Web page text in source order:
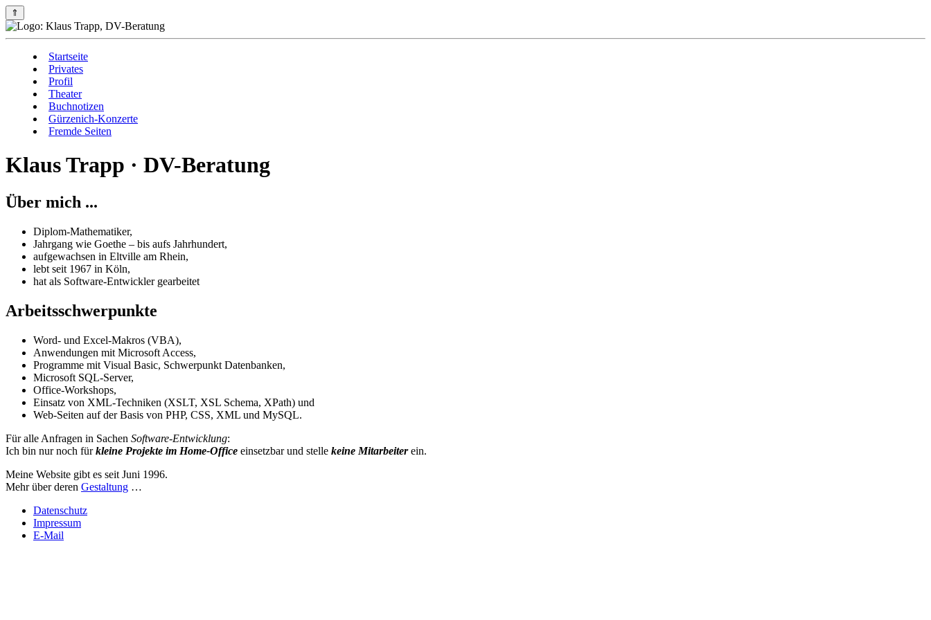
⇑
Startseite
Privates
Profil
Theater
Buchnotizen
Gürzenich-Konzerte
Fremde Seiten
Klaus Trapp · DV-Beratung
Über mich ...
Diplom-Mathematiker,
Jahrgang wie Goethe – bis aufs Jahrhundert,
aufgewachsen in Eltville am Rhein,
lebt seit 1967 in Köln,
hat als Software-Entwickler gearbeitet
Arbeitsschwerpunkte
Word- und Excel-Makros (VBA),
Anwendungen mit Microsoft Access,
Programme mit Visual Basic, Schwerpunkt Datenbanken,
Microsoft SQL-Server,
Office-Workshops,
Einsatz von XML-Techniken (XSLT, XSL Schema, XPath) und
Web-Seiten auf der Basis von PHP, CSS, XML und MySQL.
Für alle Anfragen in Sachen Software-Entwicklung:
Ich bin nur noch fürkleine Projekte im Home-Office einsetzbar und stelle keine Mitarbeiterein.
Meine Website gibt es seit Juni 1996.
Mehr über deren Gestaltung …
Datenschutz
Impressum
E-Mail